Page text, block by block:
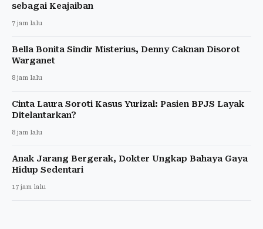
sebagai Keajaiban
7 jam lalu
Bella Bonita Sindir Misterius, Denny Caknan Disorot
Warganet
8 jam lalu
Cinta Laura Soroti Kasus Yurizal: Pasien BPJS Layak
Ditelantarkan?
8 jam lalu
Anak Jarang Bergerak, Dokter Ungkap Bahaya Gaya
Hidup Sedentari
17 jam lalu